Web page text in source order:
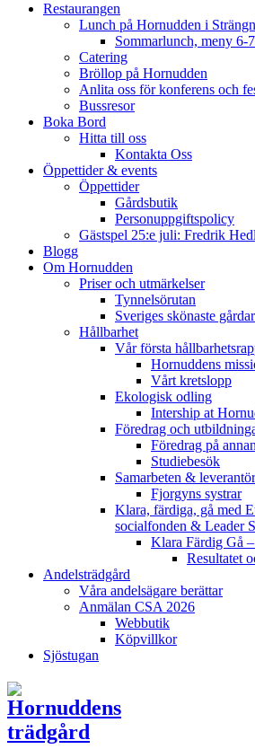
Restaurangen
Lunch på Hornudden i
Sommarlunch, meny 6-
Catering
Bröllop på Hornudden
Anlita oss för konferens och
Bussresor
Boka Bord
Hitta till oss
Kontakta Oss
Öppettider & events
Öppettider
Gårdsbutik
Personuppgiftspolicy
Gästspel 25:e juli: Fredrik
Blogg
Om Hornudden
Priser och utmärkelser
Tynnelsörutan
Sveriges skönaste gårdar
Hållbarhet
Vår första
Hornuddens
Vårt kretslopp
Ekologisk odling
Intership at
Föredrag och
Föredrag på
Studiebesök
Samarbeten &
Fjorgyns systrar
Klara, färdiga, gå med
socialfonden & Leader
Klara Färdig Gå
Resultatet
Andelsträdgård
Våra andelsägare berättar
Anmälan CSA 2026
Webbutik
Köpvillkor
Sjöstugan